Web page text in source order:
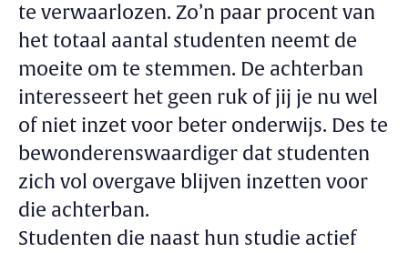
te verwaarlozen. Zo’n paar procent van
het totaal aantal studenten neemt de
moeite om te stemmen. De achterban
interesseert het geen ruk of jij je nu wel
of niet inzet voor beter onderwijs. Des te
bewonderenswaardiger dat studenten
zich vol overgave blijven inzetten voor
die achterban.
Studenten die naast hun studie actief